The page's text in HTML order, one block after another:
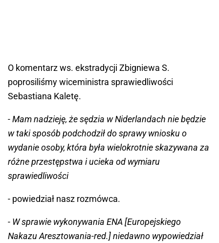
O komentarz ws. ekstradycji Zbigniewa S.
poprosiliśmy wiceministra sprawiedliwości
Sebastiana Kaletę.
- Mam nadzieję, że sędzia w Niderlandach nie będzie
w taki sposób podchodził do sprawy wniosku o
wydanie osoby, która była wielokrotnie skazywana za
różne przestępstwa i ucieka od wymiaru
sprawiedliwości
- powiedział nasz rozmówca.
- W sprawie wykonywania ENA [Europejskiego
Nakazu Aresztowania-red.] niedawno wypowiedział